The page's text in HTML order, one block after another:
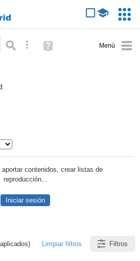
Búsqueda avanzada
Ayuda
(en
aportar contenidos, crear listas de
reproducción...
Iniciar sesión
Limpiar filtros Filtros